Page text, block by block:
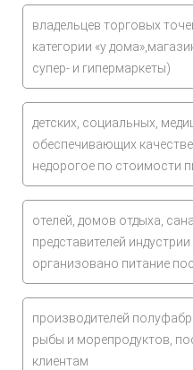
владельцев торговых
категории «у
супер- и гипермаркеты)
детских, социальных,
обеспечивающих
недорогое по стоимости
отелей, домов отдыха,
представителей
организовано питание
производителей
рыбы и морепродуктов,
клиентам